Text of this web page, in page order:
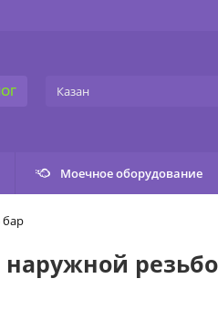
Моечное оборудование
бар